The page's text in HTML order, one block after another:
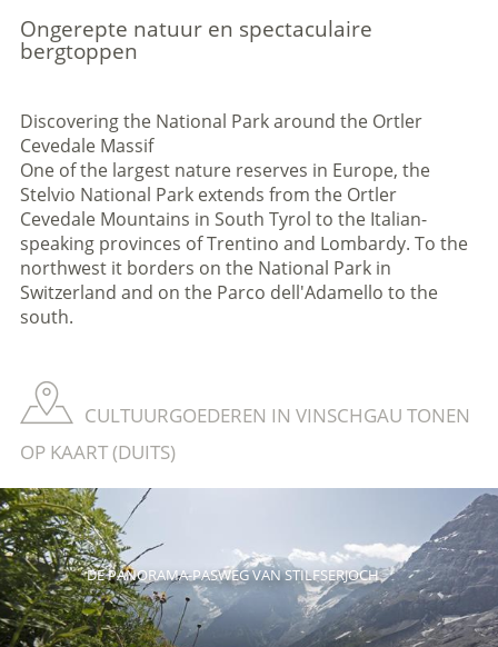
Ongerepte natuur en spectaculaire
bergtoppen
Discovering the National Park around the Ortler
Cevedale Massif
One of the largest nature reserves in Europe, the
Stelvio National Park extends from the Ortler
Cevedale Mountains in South Tyrol to the Italian-
speaking provinces of Trentino and Lombardy. To the
northwest it borders on the National Park in
Switzerland and on the Parco dell'Adamello to the
south.
CULTUURGOEDEREN IN VINSCHGAU TONEN
OP KAART (DUITS)
DE PANORAMA-PASWEG VAN STILFSERJOCH